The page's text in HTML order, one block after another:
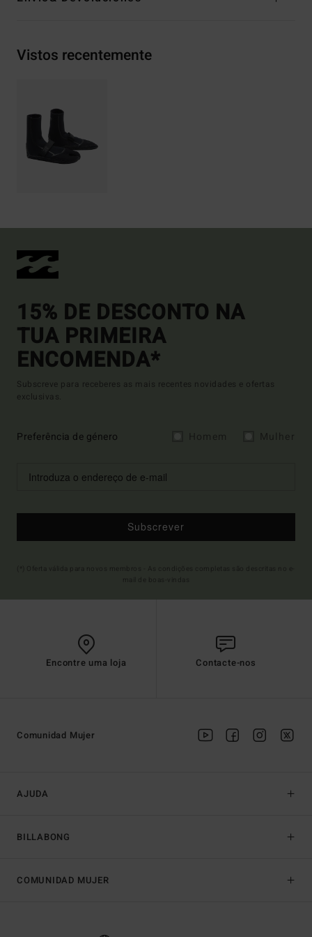
Vistos recentemente
15% DE DESCONTO NA
TUA PRIMEIRA
ENCOMENDA*
Subscreve para receberes as mais recentes novidades e ofertas
exclusivas.
Preferência de género
Subscrever
Encontre uma loja Contacte-nos
AJUDA
BILLABONG
Comunidad Mujer
COMUNIDAD MUJER